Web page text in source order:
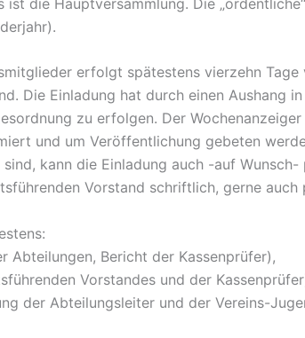
erfolgt spätestens vierzehn
Die Einladung hat durch einen Aushang
zu erfolgen. Der
und um Veröffentlichung gebeten
kann die Einladung auch -auf
Vorstand schriftlich, gerne
Abteilungen, Bericht der Kassenprüfer),
Vorstandes und der
der Abteilungsleiter und der Vereins-